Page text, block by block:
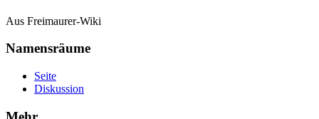
Aus Freimaurer-Wiki
Namensräume
Seite
Diskussion